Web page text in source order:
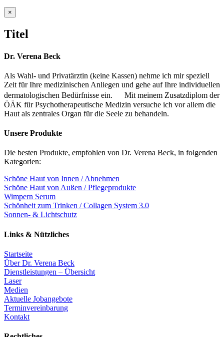
Close
product
view
×
Titel
Dr. Verena Beck
Als Wahl- und Privatärztin (keine Kassen) nehme ich mir speziell
Zeit für Ihre medizinischen Anliegen und gehe auf Ihre individuellen
dermatologischen Bedürfnisse ein. Mit meinem Zusatzdiplom der
ÖÄK für Psychotherapeutische Medizin versuche ich vor allem die
Haut als zentrales Organ für die Seele zu behandeln.
Unsere Produkte
Die besten Produkte, empfohlen von Dr. Verena Beck, in folgenden
Kategorien:
Schöne Haut von Innen / Abnehmen
Schöne Haut von Außen / Pflegeprodukte
Wimpern Serum
Schönheit zum Trinken / Collagen System 3.0
Sonnen- & Lichtschutz
Links & Nützliches
Startseite
Über Dr. Verena Beck
Dienstleistungen – Übersicht
Laser
Medien
Aktuelle Jobangebote
Terminvereinbarung
Kontakt